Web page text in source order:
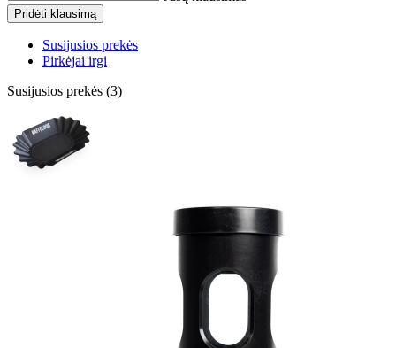
Pridėti klausimą
Susijusios prekės
Pirkėjai irgi
Susijusios prekės (3)